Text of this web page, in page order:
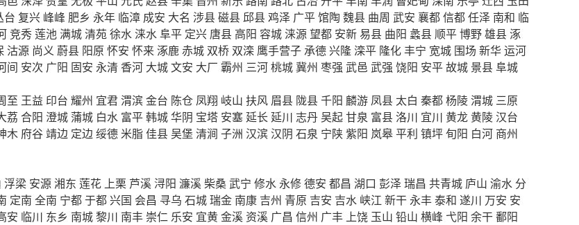
台 复兴 峰峰 肥乡 永年 临漳 成安 大名 涉县磁县邱县鸡泽 广平馆陶 魏县 曲周 武安 襄都信都任泽 南和 临
竞秀莲池 满城清苑徐水 涞水阜平 定兴 唐县 高阳 容城 涞源望都 安新易县 曲阳 蠡县 顺平博野雄县涿
沽源 尚义 蔚县 阳原 怀安 怀来涿鹿赤城 双桥 双滦 鹰手营子承德兴隆 滦平 隆化丰宁 宽城 围场 新华运河
间 安次 广阳 固安 永清 香河 大城文安 大厂 霸州 三河桃城冀州 枣强 武邑 武强 饶阳 安平故城 景县阜城
至 王益 印台 耀州 宜君渭滨金台 陈仓 凤翔 岐山 扶风 眉县 陇县千阳 麟游 凤县 太白 秦都杨陵渭城 三原
荔 合阳 澄城蒲城 白水 富平韩城华阴 宝塔 安塞延长 延川 志丹吴起甘泉 富县洛川 宜川 黄龙黄陵汉台
木 府谷靖边 定边绥德 米脂佳县吴堡 清涧 子洲 汉滨汉阴 石泉 宁陕紫阳 岚皋平利 镇坪旬阳 白河 商州
浮梁 安源湘东 莲花 上栗 芦溪 浔阳 濂溪柴桑武宁 修水 永修德安 都昌 湖口 彭泽瑞昌 共青城 庐山 渝水 分
定南 全南 宁都于都兴国 会昌 寻乌 石城瑞金 南康 吉州 青原 吉安 吉水 峡江 新干 永丰泰和 遂川 万安 安
安 临川 东乡 南城黎川 南丰 崇仁 乐安 宜黄金溪 资溪 广昌 信州 广丰 上饶 玉山 铅山 横峰 弋阳 余干鄱阳